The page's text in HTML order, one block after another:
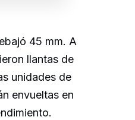
45 mm. A
llantas de
unidades de
envueltas en